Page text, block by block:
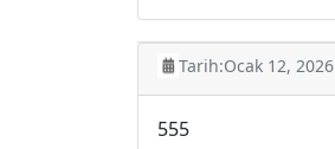
Tarih:Ocak 12, 2026
555